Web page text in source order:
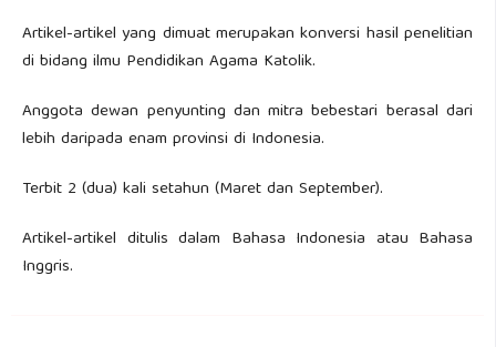
Artikel-artikel yang dimuat merupakan konversi hasil penelitian
di bidang ilmu Pendidikan Agama Katolik.
Anggota dewan penyunting dan mitra bebestari berasal dari
lebih daripada enam provinsi di Indonesia.
Terbit 2 (dua) kali setahun (Maret dan September).
Artikel-artikel ditulis dalam Bahasa Indonesia atau Bahasa
Inggris.